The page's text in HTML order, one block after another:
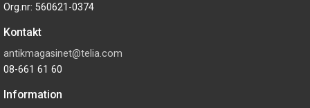
Org.nr: 560621-0374
Kontakt
antikmagasinet@telia.com
08-661 61 60
Information